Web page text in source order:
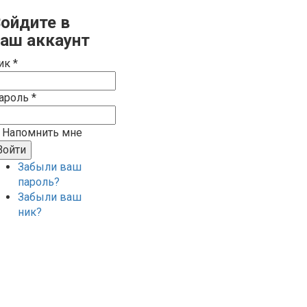
в
аккаунт
*
*
Напомнить мне
Забыли ваш
пароль?
Забыли ваш
ник?